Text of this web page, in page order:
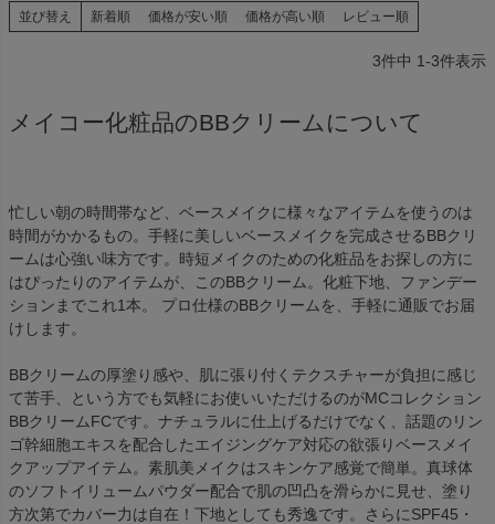
並び替え 新着順 価格が安い順 価格が高い順 レビュー順
3件中 1-3件表示
メイコー化粧品のBBクリームについて
忙しい朝の時間帯など、ベースメイクに様々なアイテムを使うのは
時間がかかるもの。手軽に美しいベースメイクを完成させるBBクリ
ームは心強い味方です。時短メイクのための化粧品をお探しの方に
はぴったりのアイテムが、このBBクリーム。化粧下地、ファンデー
ションまでこれ1本。 プロ仕様のBBクリームを、手軽に通販でお届
けします。
BBクリームの厚塗り感や、肌に張り付くテクスチャーが負担に感じ
て苦手、という方でも気軽にお使いいただけるのがMCコレクション
BBクリームFCです。ナチュラルに仕上げるだけでなく、話題のリン
ゴ幹細胞エキスを配合したエイジングケア対応の欲張りベースメイ
クアップアイテム。素肌美メイクはスキンケア感覚で簡単。真球体
のソフトイリュームパウダー配合で肌の凹凸を滑らかに見せ、塗り
方次第でカバー力は自在！下地としても秀逸です。さらにSPF45・